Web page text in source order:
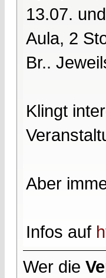
13.07.
Aula, 2
Br..
Klingt
Aber
Infos auf
Wer die